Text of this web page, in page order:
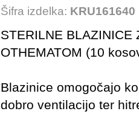
Šifra izdelka: KRU161640
STERILNE BLAZINICE
OTHEMATOM (10
Blazinice omogočajo
dobro ventilacijo ter